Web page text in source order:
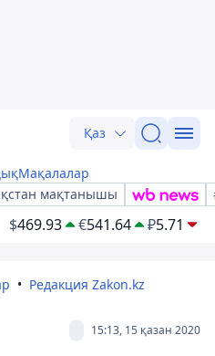
Қаз
Мақалалар
мақтанышы
$469.93 €541.64 ₽5.71
Редакция Zakon.kz
15:13, 15 қазан 2020